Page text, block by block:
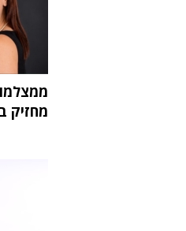
מחזיק